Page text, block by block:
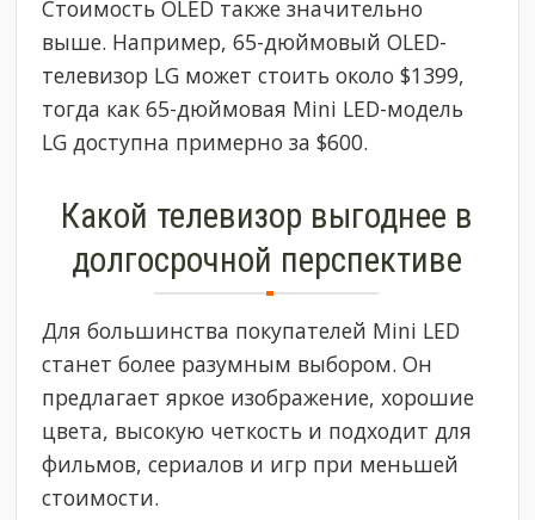
Стоимость OLED также значительно
выше. Например, 65-дюймовый OLED-
телевизор LG может стоить около $1399,
тогда как 65-дюймовая Mini LED-модель
LG доступна примерно за $600.
Какой телевизор выгоднее в
долгосрочной перспективе
Для большинства покупателей Mini LED
станет более разумным выбором. Он
предлагает яркое изображение, хорошие
цвета, высокую четкость и подходит для
фильмов, сериалов и игр при меньшей
стоимости.